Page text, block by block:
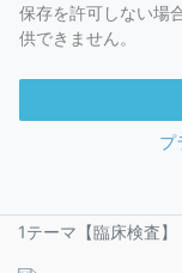
保存を許可しない場
供できません。
プ
【臨床検査】 6時限
1テーマ【臨床検査】
1テーマ【臨床検査】
1テーマ【臨床検査】